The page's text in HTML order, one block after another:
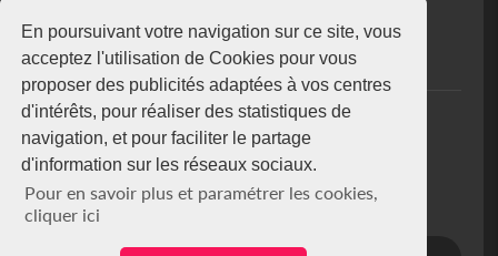
En poursuivant votre navigation sur ce site, vous
acceptez l'utilisation de Cookies pour vous
proposer des publicités adaptées à vos centres
d'intérêts, pour réaliser des statistiques de
navigation, et pour faciliter le partage
d'information sur les réseaux sociaux.
Pour en savoir plus et paramétrer les cookies,
cliquer ici
koaci@yahoo.fr
+225 07 08 85 52 93
NEWSLETTER
Restez connecté via notre newsletter
S'abonner
Se désabonner